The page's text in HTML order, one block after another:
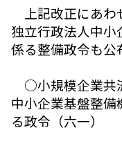
上記改正にあわ
独立行政法人中
係る整備政令も公
○小規模企業共
中小企業基盤整
る政令（六一）